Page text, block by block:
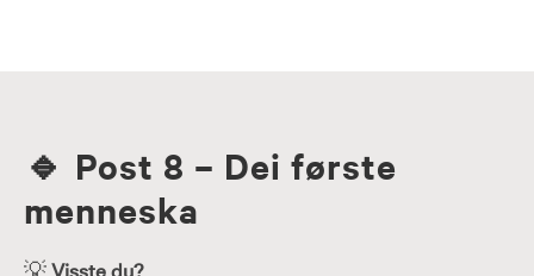
🔹 Post 8 – Dei første
menneska
💡Visste du?